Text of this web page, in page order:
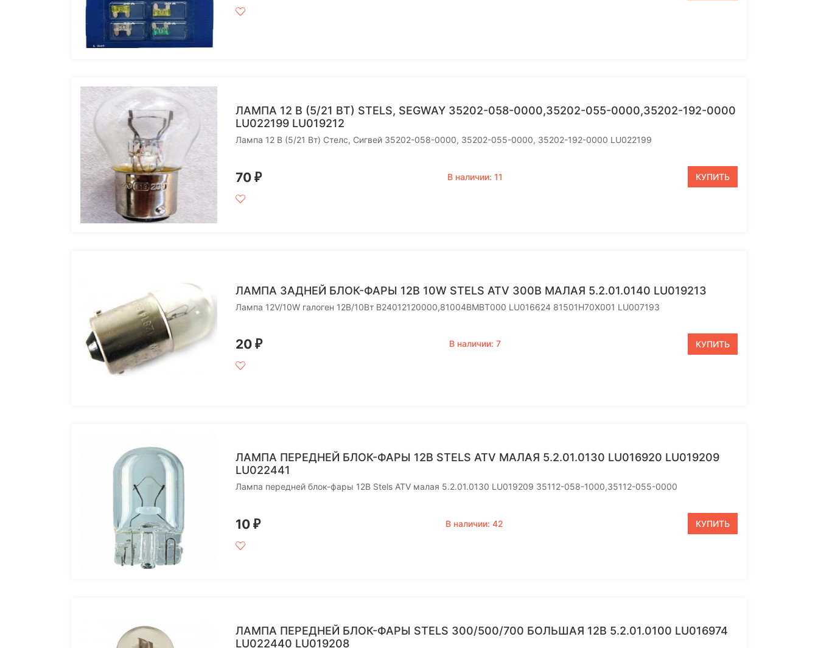
ЛАМПА 12 В (5/21 ВТ) STELS, SEGWAY 35202-058-0000,35202-055-0000,35202-192-0000
LU022199 LU019212
Лампа 12 В (5/21 Вт) Стелс, Сигвей 35202-058-0000, 35202-055-0000, 35202-192-0000 LU022199
70 ₽ В наличии: 11 КУПИТЬ
ЛАМПА ЗАДНЕЙ БЛОК-ФАРЫ 12В 10W STELS ATV 300B МАЛАЯ 5.2.01.0140 LU019213
Лампа 12V/10W галоген 12В/10Вт B24012120000,81004BMBT000 LU016624 81501H70X001 LU007193
20 ₽ В наличии: 7 КУПИТЬ
ЛАМПА ПЕРЕДНЕЙ БЛОК-ФАРЫ 12В STELS ATV МАЛАЯ 5.2.01.0130 LU016920 LU019209
LU022441
Лампа передней блок-фары 12В Stels ATV малая 5.2.01.0130 LU019209 35112-058-1000,35112-055-0000
10 ₽ В наличии: 42 КУПИТЬ
ЛАМПА ПЕРЕДНЕЙ БЛОК-ФАРЫ STELS 300/500/700 БОЛЬШАЯ 12В 5.2.01.0100 LU016974
LU022440 LU019208